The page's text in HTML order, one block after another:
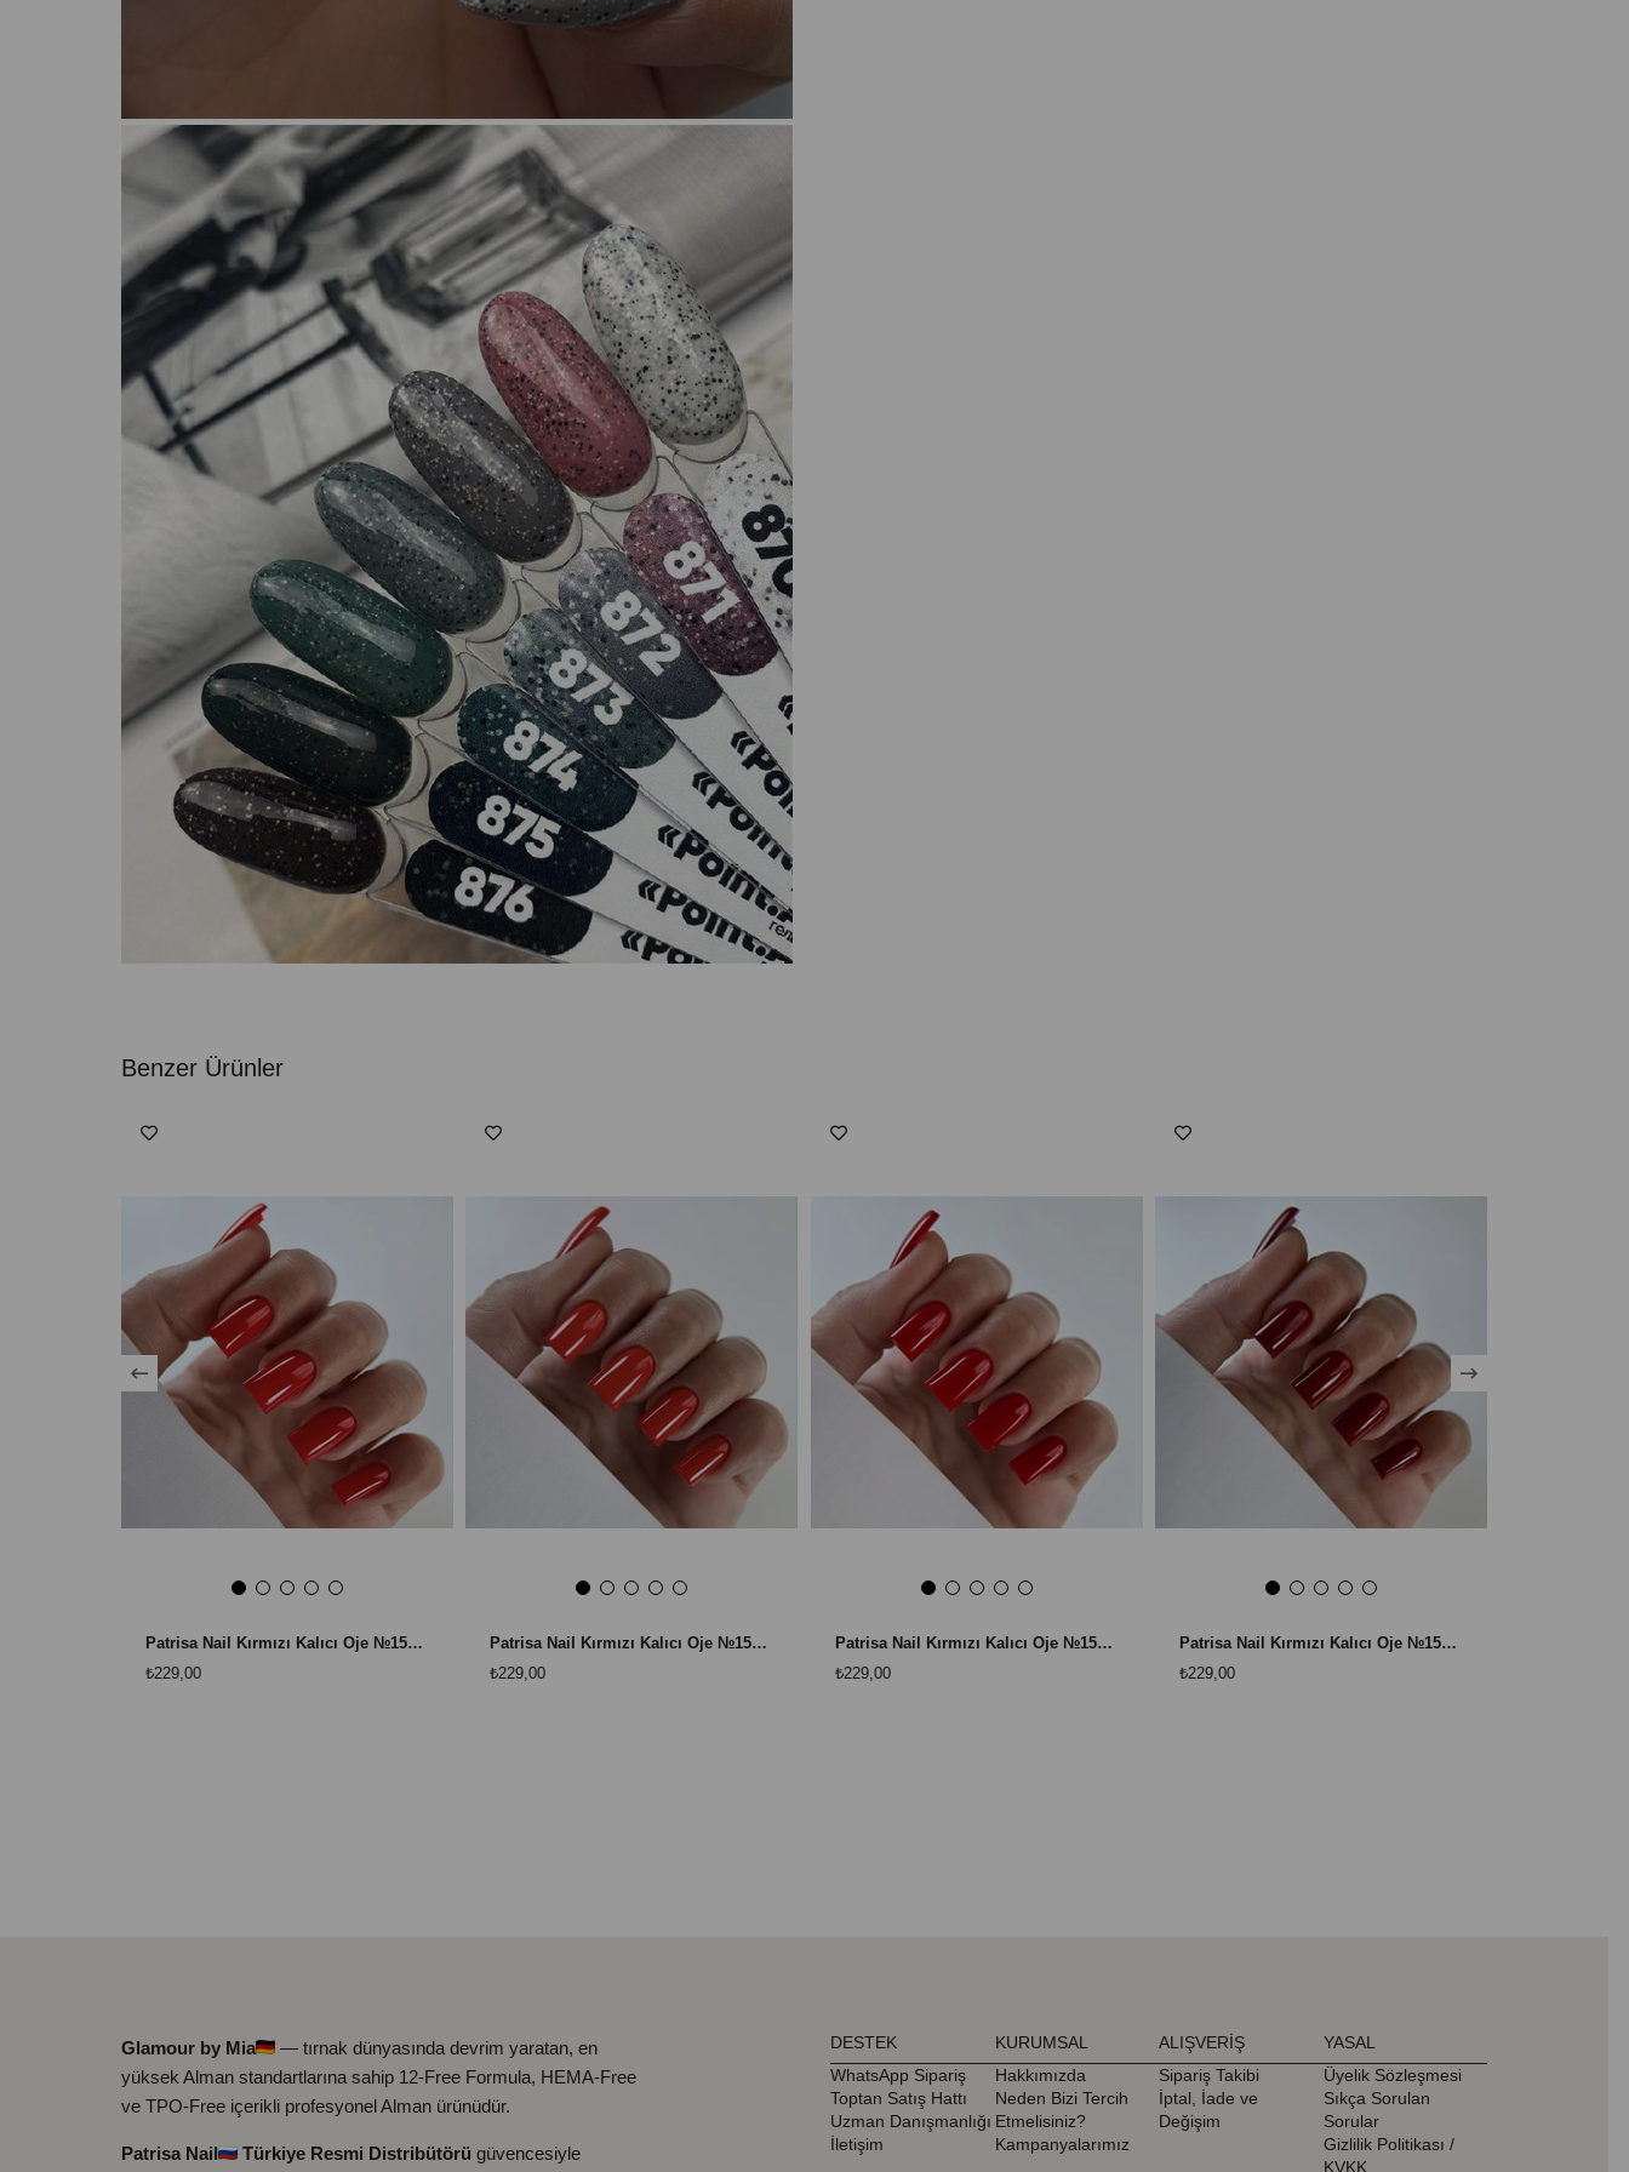
Benzer Ürünler
Patrisa Nail Kırmızı Kalıcı Oje №150 – TPO Free – 8 ml
₺229,00
Patrisa Nail Kırmızı Kalıcı Oje №151 – TPO Free – 8 ml
₺229,00
Patrisa Nail Kırmızı Kalıcı Oje №152 – TPO Free – 8 ml
₺229,00
Patrisa Nail Kırmızı Kalıcı Oje №153 – TPO Free – 8 ml
₺229,00
Glamour by Mia
— tırnak dünyasında devrim yaratan, en
yüksek Alman standartlarına sahip 12-Free Formula, HEMA-Free
ve TPO-Free içerikli profesyonel Alman ürünüdür.
Patrisa Nail Türkiye Resmi Distribütörü güvencesiyle
DESTEK
WhatsApp Sipariş
Toptan Satış Hattı
Uzman Danışmanlığı
İletişim
KURUMSAL
Hakkımızda
Neden Bizi Tercih
Etmelisiniz?
Kampanyalarımız
ALIŞVERİŞ
Sipariş Takibi
İptal, İade ve
Değişim
YASAL
Üyelik Sözleşmesi
Sıkça Sorulan
Sorular
Gizlilik Politikası /
KVKK